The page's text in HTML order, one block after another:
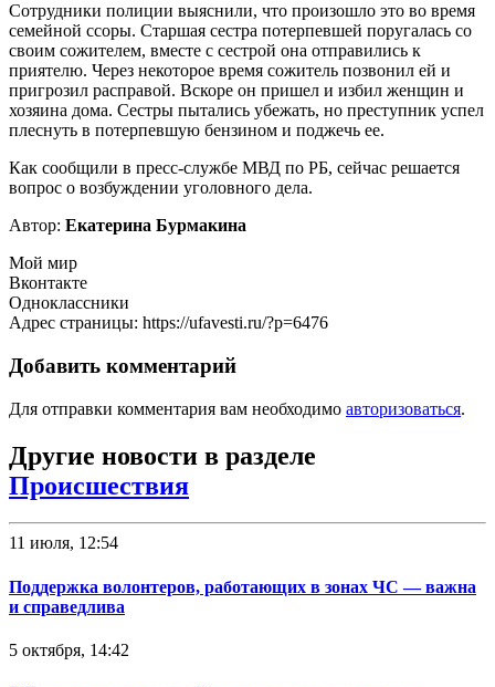
Сотрудники полиции выяснили, что произошло это во время
семейной ссоры. Старшая сестра потерпевшей поругалась со
своим сожителем, вместе с сестрой она отправились к
приятелю. Через некоторое время сожитель позвонил ей и
пригрозил расправой. Вскоре он пришел и избил женщин и
хозяина дома. Сестры пытались убежать, но преступник успел
плеснуть в потерпевшую бензином и поджечь ее.
Как сообщили в пресс-службе МВД по РБ, сейчас решается
вопрос о возбуждении уголовного дела.
Автор: Екатерина Бурмакина
Мой мир
Вконтакте
Одноклассники
Адрес страницы: https://ufavesti.ru/?p=6476
Добавить комментарий
Для отправки комментария вам необходимо авторизоваться.
Другие новости в разделе
Происшествия
11 июля, 12:54
Поддержка волонтеров, работающих в зонах ЧС — важна
и справедлива
5 октября, 14:42